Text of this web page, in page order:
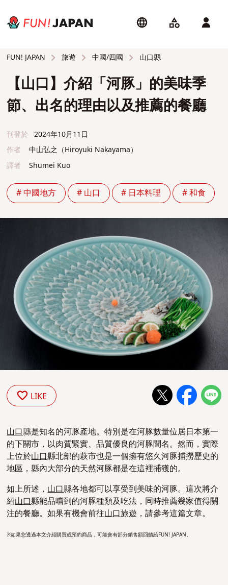
FUN! JAPAN 旅遊 中國/四國 山口縣
【山口】介紹「河豚」的美味季
節、出名的理由以及推薦的餐廳
刊登於
2024年10月11日
作者
中山弘之（Hiroyuki Nakayama）
譯者
Shumei Kuo
# 中國地方 # 山口 # 日本料理 # 和食
LIKE
山口縣是知名的河豚產地。特別是在河豚數量位居日本第一
的下關市，以肉質緊實、品質優良的河豚聞名。然而，實際
上位於山口縣北部的萩市也是一個擁有悠久河豚捕撈歷史的
地區，縣內大部分的天然河豚都是在這裡捕獲的。
如上所述，山口縣各地都可以享受到美味的河豚。這次將介
紹山口縣能品嚐到的河豚種類及吃法，同時推薦幾家值得關
注的餐廳。如果有機會前往山口旅遊，請參考這篇文章。
※如果您透過本文介紹購買或預約商品，可能會有部分銷售額回饋給FUN! JAPAN。